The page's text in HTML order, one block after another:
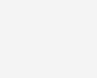
Arbeitslose
gemeinsam
- Lage